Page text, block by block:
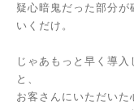
疑心暗鬼だった部分
いくだけ。
じゃあもっと早く導
と、
お客さんにいただいた